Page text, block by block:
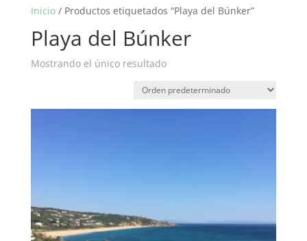
Inicio/ Productos etiquetados “Playa del Búnker”
Playa del Búnker
Mostrando el único resultado